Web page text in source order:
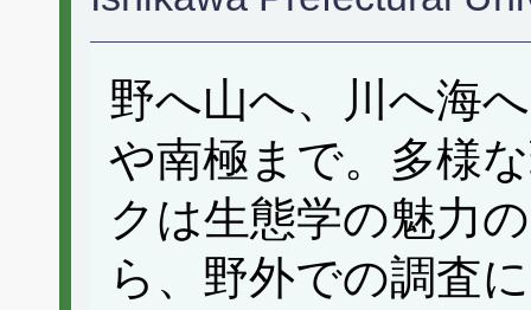
野へ山へ、川へ海
や南極まで。多様
クは生態学の魅力
ら、野外での調査